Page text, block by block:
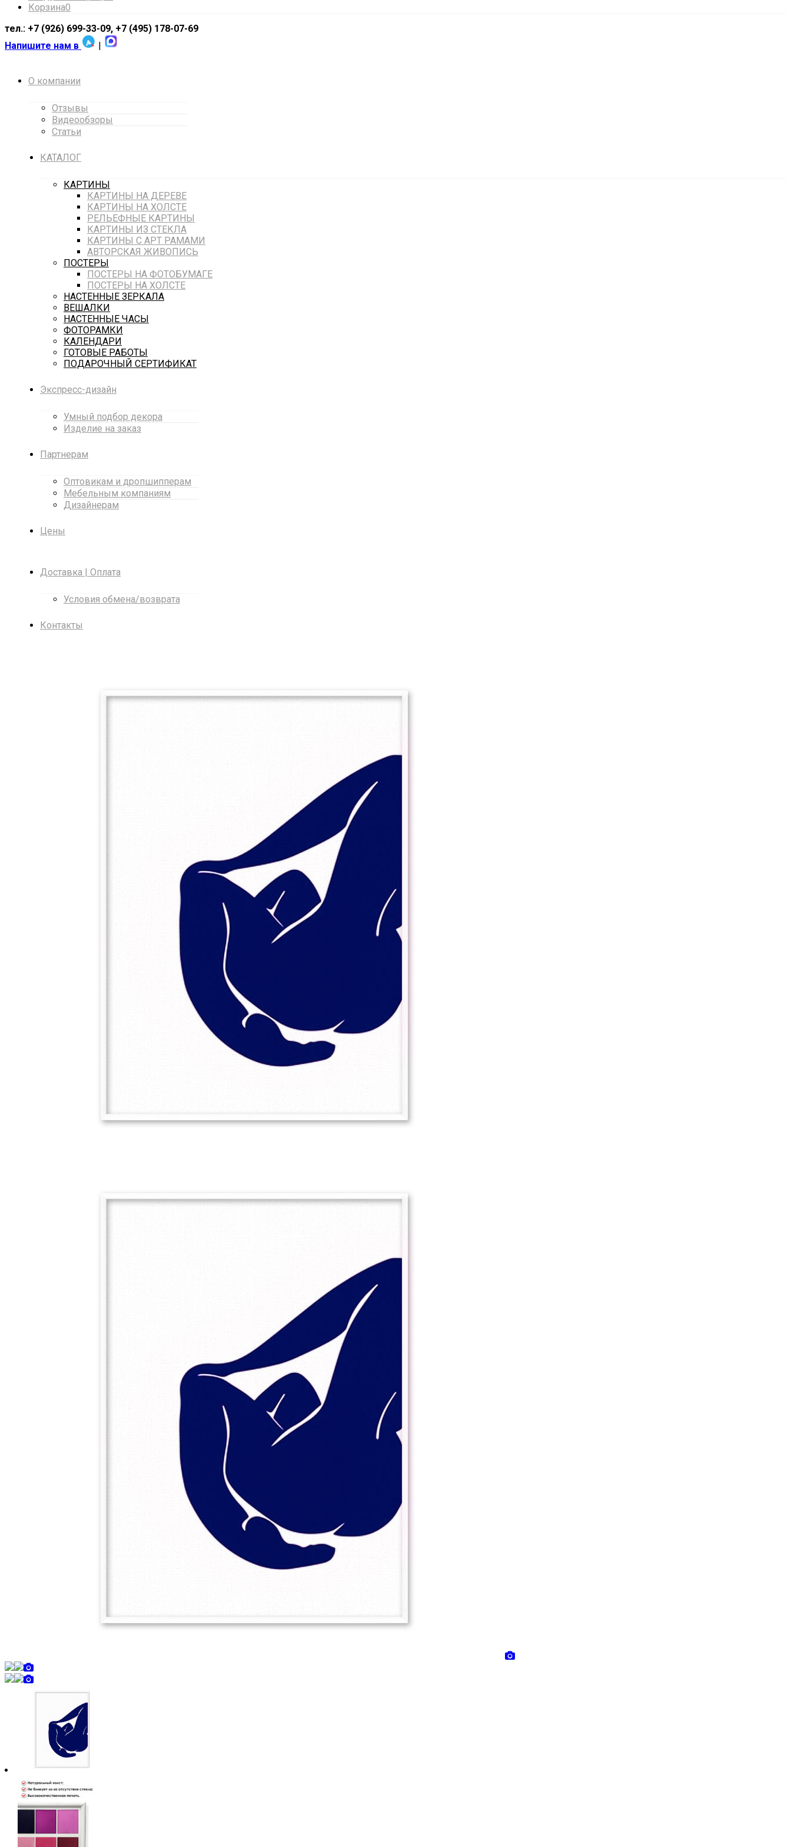
Корзина0
тел.: +7 (926) 699-33-09, +7 (495) 178-07-69
Напишите нам в
|
О компании
Отзывы
Видеообзоры
Статьи
КАТАЛОГ
КАРТИНЫ
КАРТИНЫ НА ДЕРЕВЕ
КАРТИНЫ НА ХОЛСТЕ
РЕЛЬЕФНЫЕ КАРТИНЫ
КАРТИНЫ ИЗ СТЕКЛА
КАРТИНЫ С АРТ РАМАМИ
АВТОРСКАЯ ЖИВОПИСЬ
ПОСТЕРЫ
ПОСТЕРЫ НА ФОТОБУМАГЕ
ПОСТЕРЫ НА ХОЛСТЕ
НАСТЕННЫЕ ЗЕРКАЛА
ВЕШАЛКИ
НАСТЕННЫЕ ЧАСЫ
ФОТОРАМКИ
КАЛЕНДАРИ
ГОТОВЫЕ РАБОТЫ
ПОДАРОЧНЫЙ СЕРТИФИКАТ
Экспресс-дизайн
Умный подбор декора
Изделие на заказ
Партнерам
Оптовикам и дропшипперам
Мебельным компаниям
Дизайнерам
Цены
Доставка | Оплата
Условия обмена/возврата
Контакты